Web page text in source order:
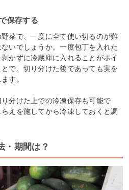
保存する
菜で、一度に全て使い切るのが難
いでしょうか。一度包丁を入れた
かずに冷蔵庫に入れることがポイ
で、切り分けた後であっても実を
す。
分けた上での冷凍保存も可能で
えを施してから冷凍しておくと調
・期間は？